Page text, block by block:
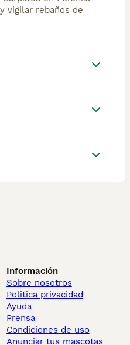
vigilar rebaños de
Información
Sobre nosotros
Politica privacidad
Ayuda
Prensa
Condiciones de uso
Anunciar tus mascotas